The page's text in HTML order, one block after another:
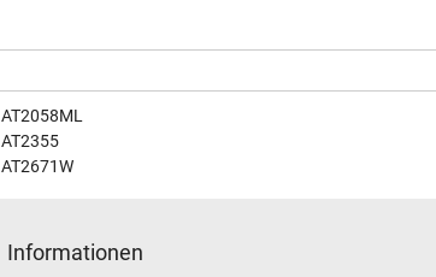
AT2058ML
AT2355
AT2671W
Informationen